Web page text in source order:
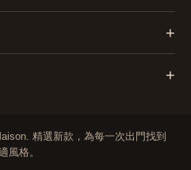
+
+
精選新款，為每一次出門找到
風格。